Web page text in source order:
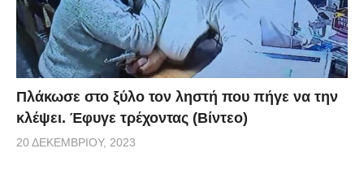
Πλάκωσε στο ξύλο τον ληστή που πήγε να την
κλέψει. Έφυγε τρέχοντας (Βίντεο)
20 ΔΕΚΕΜΒΡΊΟΥ, 2023